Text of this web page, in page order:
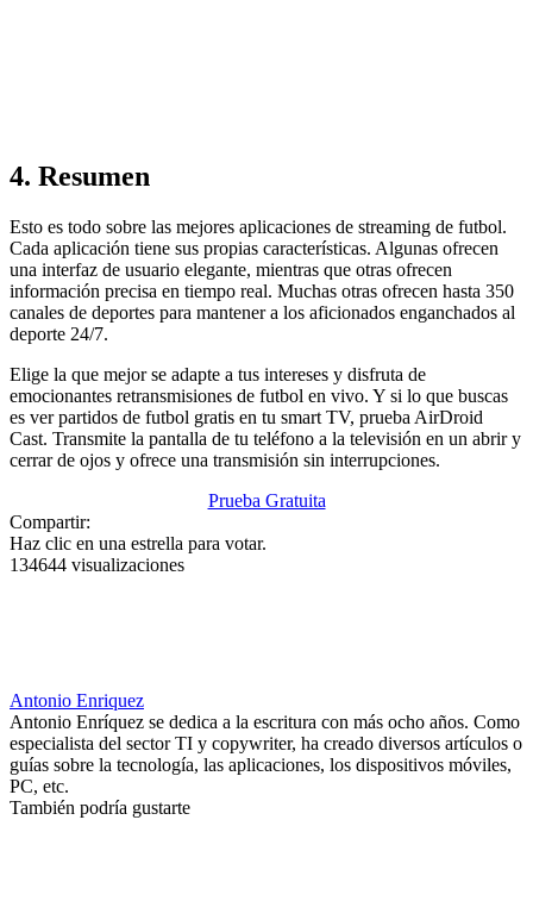
4. Resumen
Esto es todo sobre las mejores aplicaciones de streaming de futbol.
Cada aplicación tiene sus propias características. Algunas ofrecen
una interfaz de usuario elegante, mientras que otras ofrecen
información precisa en tiempo real. Muchas otras ofrecen hasta 350
canales de deportes para mantener a los aficionados enganchados al
deporte 24/7.
Elige la que mejor se adapte a tus intereses y disfruta de
emocionantes retransmisiones de futbol en vivo. Y si lo que buscas
es ver partidos de futbol gratis en tu smart TV, prueba AirDroid
Cast. Transmite la pantalla de tu teléfono a la televisión en un abrir y
cerrar de ojos y ofrece una transmisión sin interrupciones.
Prueba Gratuita
Compartir:
Haz clic en una estrella para votar.
134644 visualizaciones
Antonio Enriquez
Antonio Enríquez se dedica a la escritura con más ocho años. Como
especialista del sector TI y copywriter, ha creado diversos artículos o
guías sobre la tecnología, las aplicaciones, los dispositivos móviles,
PC, etc.
También podría gustarte